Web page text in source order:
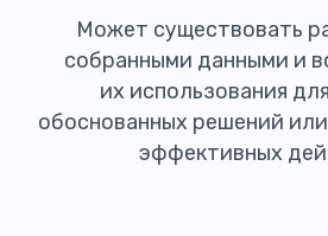
Может существовать
собранными данными и
их использования
обоснованных решений
эффективных